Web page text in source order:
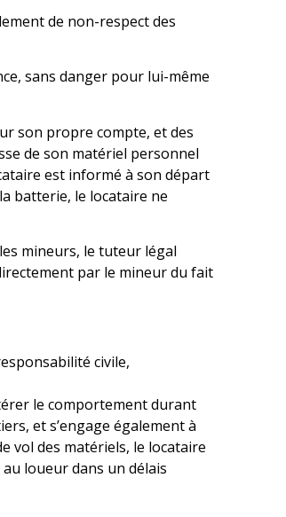
de non-respect des
sans danger pour lui-même
son propre compte, et des
de son matériel personnel
est informé à son départ
batterie, le locataire ne
mineurs, le tuteur légal
par le mineur du fait
civile,
le comportement durant
et s’engage également à
vol des matériels, le locataire
loueur dans un délais